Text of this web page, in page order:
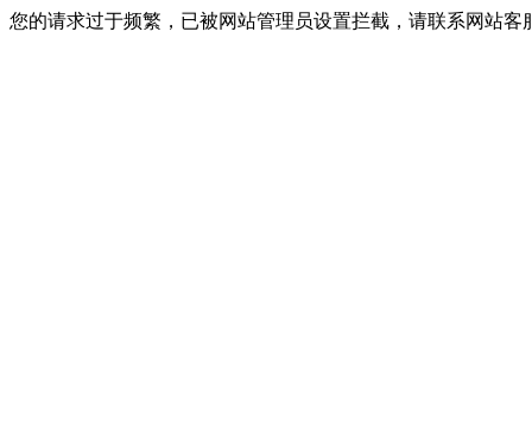
您的请求过于频繁，已被网站管理员设置拦截，请联系网站客